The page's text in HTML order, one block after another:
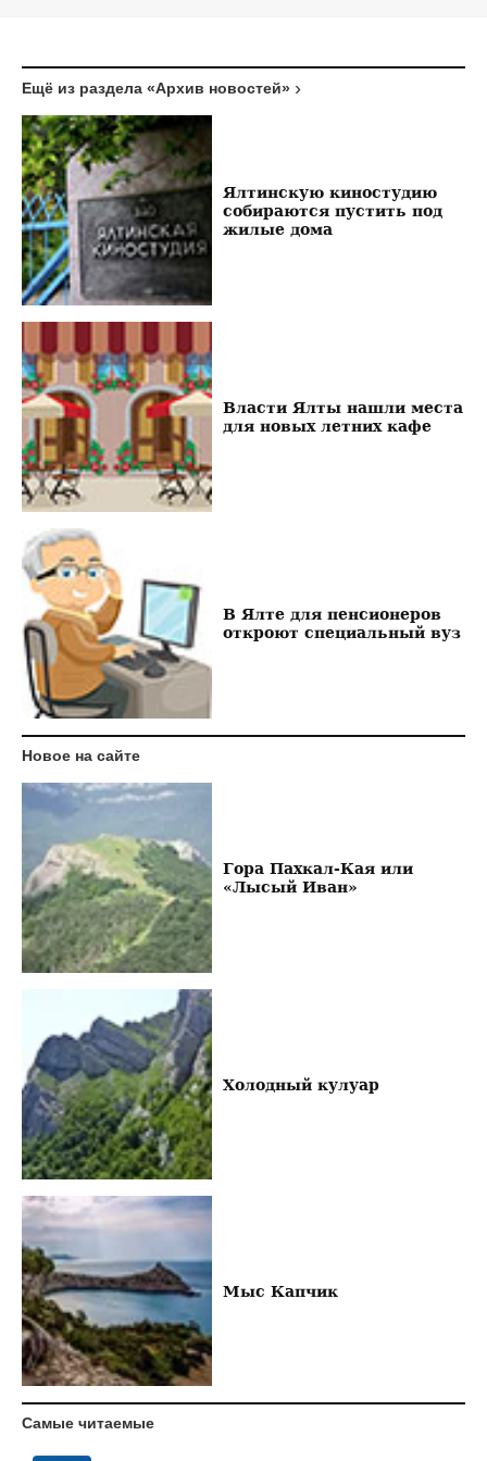
Ещё из раздела «Архив новостей»
Ялтинскую киностудию
собираются пустить под
жилые дома
Власти Ялты нашли места
для новых летних кафе
В Ялте для пенсионеров
откроют специальный вуз
Новое на сайте
Гора Пахкал-Кая или
«Лысый Иван»
Холодный кулуар
Мыс Капчик
Самые читаемые